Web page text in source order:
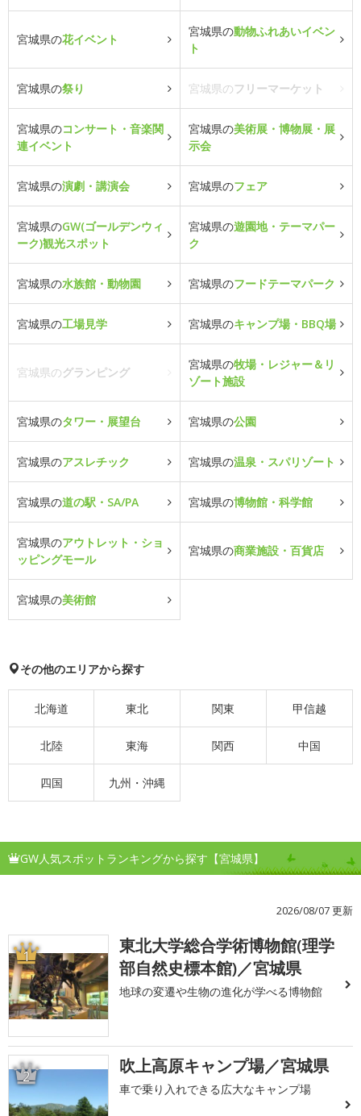
宮城県の花イベント
宮城県の動物ふれあいイベン
ト
宮城県の祭り 宮城県のフリーマーケット
宮城県のコンサート・音楽関
連イベント
宮城県の美術展・博物展・展
示会
宮城県の演劇・講演会 宮城県のフェア
宮城県のGW(ゴールデンウィ
ーク)観光スポット
宮城県の遊園地・テーマパー
ク
宮城県の水族館・動物園 宮城県のフードテーマパーク
宮城県の工場見学 宮城県のキャンプ場・BBQ場
宮城県のグランピング
宮城県の牧場・レジャー＆リ
ゾート施設
宮城県のタワー・展望台 宮城県の公園
宮城県のアスレチック 宮城県の温泉・スパリゾート
宮城県の道の駅・SA/PA 宮城県の博物館・科学館
宮城県のアウトレット・ショ
ッピングモール
宮城県の商業施設・百貨店
宮城県の美術館
その他のエリアから探す
北海道 東北 関東 甲信越
北陸 東海 関西 中国
四国 九州・沖縄
GW人気スポットランキングから探す【宮城県】
2026/08/07 更新
1
東北大学総合学術博物館(理学
部自然史標本館)／宮城県
地球の変遷や生物の進化が学べる博物館
2 吹上高原キャンプ場／宮城県
車で乗り入れできる広大なキャンプ場